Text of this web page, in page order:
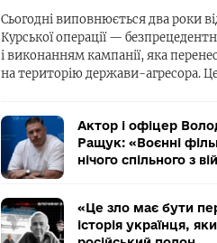
Сьогодні виповнюється два роки
Курської операції —
і виконанням кампанії, яка
на територію держави-агресора.
Актор і офіцер
Ращук: «Воєнні
нічого спільного з
«Це зло має бути
історія українця,